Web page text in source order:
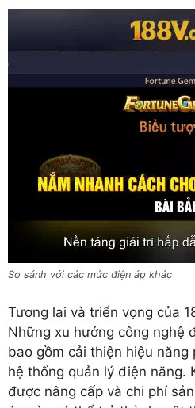
So sánh với các mức điện áp khác
Tương lai và triển vọng của
Những xu hướng công nghệ
bao gồm cải thiện hiệu
hệ thống quản lý điện năng.
được nâng cấp và chi phí